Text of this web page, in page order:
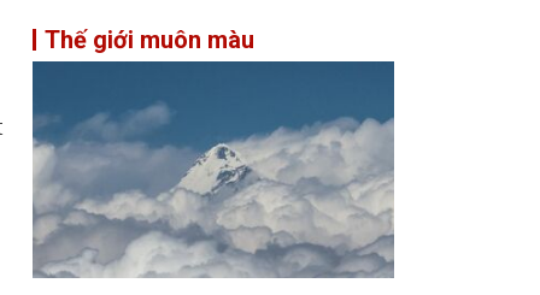
Thế giới muôn màu